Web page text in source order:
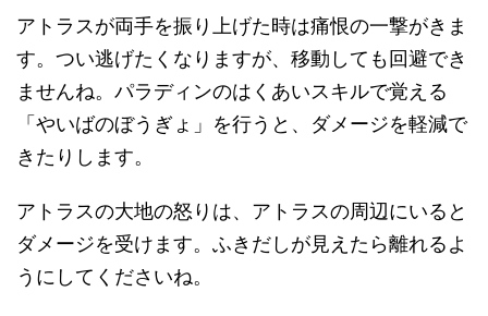
アトラスが両手を振り上げた時は痛恨の一撃がきま
す。つい逃げたくなりますが、移動しても回避でき
ませんね。パラディンのはくあいスキルで覚える
「やいばのぼうぎょ」を行うと、ダメージを軽減で
きたりします。
アトラスの大地の怒りは、アトラスの周辺にいると
ダメージを受けます。ふきだしが見えたら離れるよ
うにしてくださいね。